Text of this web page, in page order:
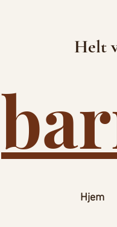
Helt
Hjem